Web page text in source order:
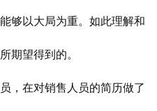
够以大局为重。如此理解和
期望得到的。
，在对销售人员的简历做了